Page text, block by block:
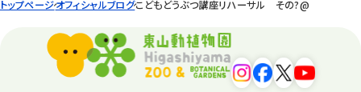
トップページオフィシャルブログこどもどうぶつ講座リハーサル その?@
平和公園